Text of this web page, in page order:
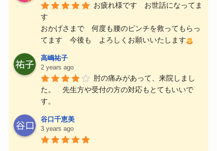
お疲れ様です　お世話になってま
す
おかげさまで　何度も腰のピンチを救ってもらっ
てます　今後も　よろしくお願いいたします
高嶋祐子
2 years ago
肘の痛みがあって、来院しまし
た。　先生方や受付の方の対応もとてもいいで
す。
谷口千恵美
3 years ago